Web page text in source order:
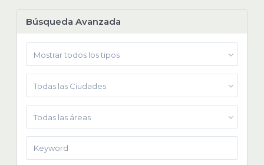
Búsqueda Avanzada
Mostrar todos los tipos
Todas las Ciudades
Todas las áreas